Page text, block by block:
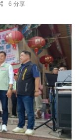
6 分享